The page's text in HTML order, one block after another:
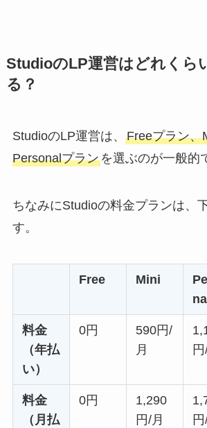
StudioのLP運営はどれくら
る？
StudioのLP運営は、 Freeプラン、
Personalプランを選ぶのが一般的
ちなみにStudioの料金プランは、
す。
Free Mini
料金
（年払
い）
0円
590円/
月
円
料金
（月払
0円
1,290
円/月
円